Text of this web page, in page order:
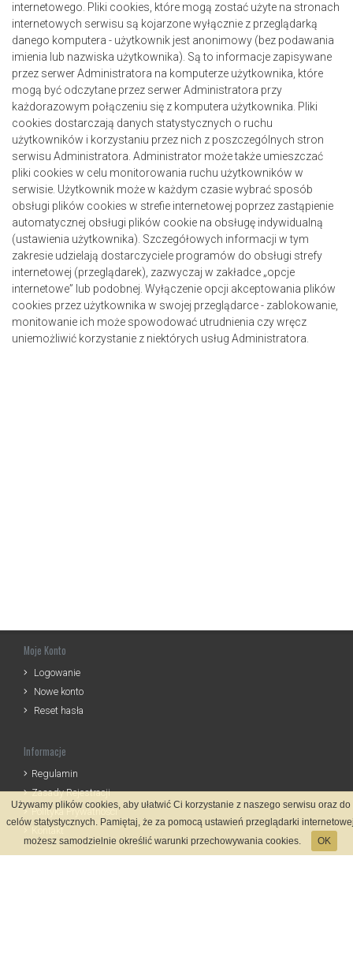
internetowego. Pliki cookies, które mogą zostać użyte na stronach
internetowych serwisu są kojarzone wyłącznie z przeglądarką
danego komputera - użytkownik jest anonimowy (bez podawania
imienia lub nazwiska użytkownika). Są to informacje zapisywane
przez serwer Administratora na komputerze użytkownika, które
mogą być odczytane przez serwer Administratora przy
każdorazowym połączeniu się z komputera użytkownika. Pliki
cookies dostarczają danych statystycznych o ruchu
użytkowników i korzystaniu przez nich z poszczególnych stron
serwisu Administratora. Administrator może także umieszczać
pliki cookies w celu monitorowania ruchu użytkowników w
serwisie. Użytkownik może w każdym czasie wybrać sposób
obsługi plików cookies w strefie internetowej poprzez zastąpienie
automatycznej obsługi plików cookie na obsługę indywidualną
(ustawienia użytkownika). Szczegółowych informacji w tym
zakresie udzielają dostarczyciele programów do obsługi strefy
internetowej (przeglądarek), zazwyczaj w zakładce „opcje
internetowe” lub podobnej. Wyłączenie opcji akceptowania plików
cookies przez użytkownika w swojej przeglądarce - zablokowanie,
monitowanie ich może spowodować utrudnienia czy wręcz
uniemożliwić korzystanie z niektórych usług Administratora.
Moje Konto
Logowanie
Nowe konto
Reset hasła
Informacje
Regulamin
Zasady Rejestracji
Polityka Prywatności
Kontakt
Używamy plików cookies, aby ułatwić Ci korzystanie z naszego serwisu oraz do
celów statystycznych. Pamiętaj, że za pomocą ustawień przeglądarki
możesz samodzielnie określić warunki przechowywania cookies.
OK